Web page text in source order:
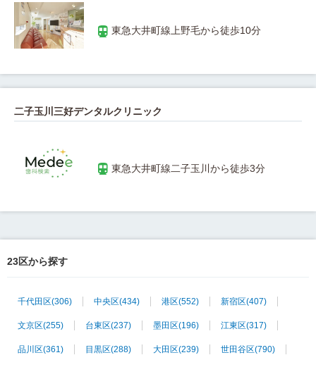
二子玉川三好デンタルクリニック
23区から探す
千代田区(306) 中央区(434) 港区(552) 新宿区(407)
文京区(255) 台東区(237) 墨田区(196) 江東区(317)
品川区(361) 目黒区(288) 大田区(239) 世田谷区(790)